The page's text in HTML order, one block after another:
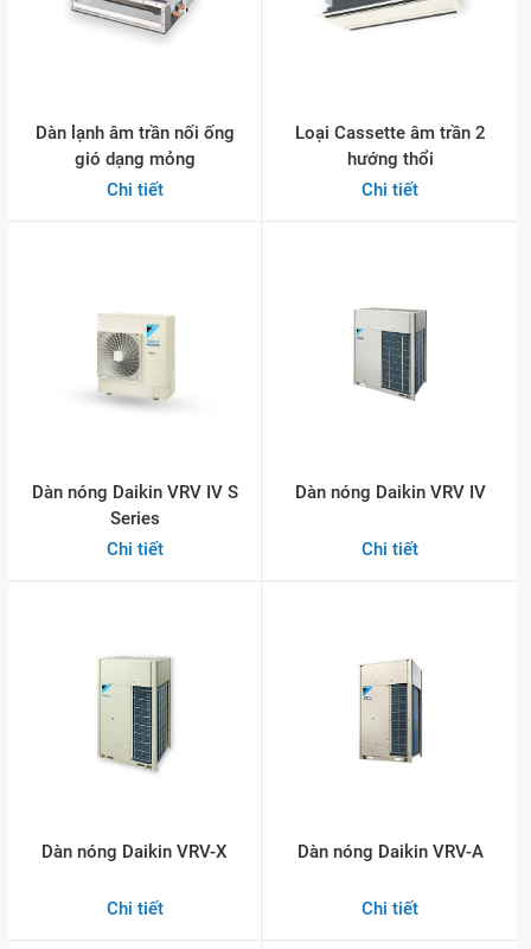
Dàn lạnh âm trần nối ống
gió dạng mỏng
Chi tiết
Loại Cassette âm trần 2
hướng thổi
Chi tiết
Dàn nóng Daikin VRV IV S
Series
Chi tiết
Dàn nóng Daikin VRV IV
Chi tiết
Dàn nóng Daikin VRV-X
Chi tiết
Dàn nóng Daikin VRV-A
Chi tiết